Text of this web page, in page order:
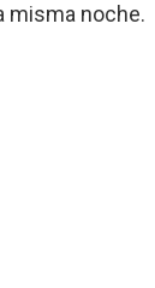
misma noche.